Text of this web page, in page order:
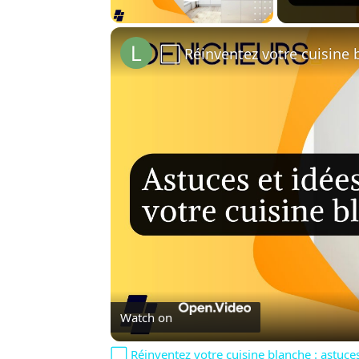
Watch on
⬜️ Réinventez votre cuisine blanche :